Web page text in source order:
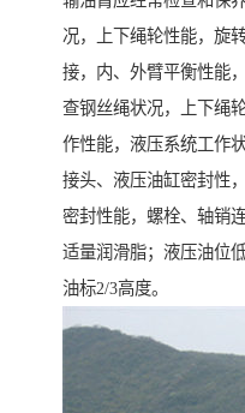
况，上下绳轮性能，旋
接，内、外臂平衡性能
查钢丝绳状况，上下绳
作性能，液压系统工作
接头、液压油缸密封性
密封性能，螺栓、轴销
适量润滑脂；液压油位
油标2/3高度。